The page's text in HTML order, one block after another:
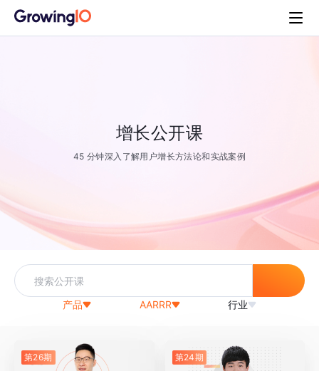
增长公开课
45 分钟深入了解用户增长方法论和实战案例
产品 AARRR 行业
第26期 第24期